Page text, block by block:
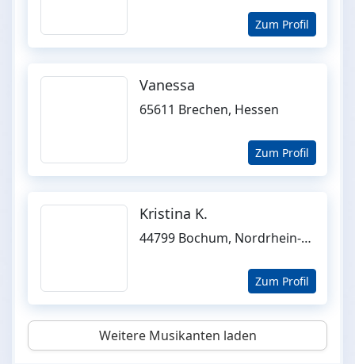
Zum Profil
Vanessa
65611 Brechen, Hessen
Zum Profil
Kristina K.
44799 Bochum, Nordrhein-Westfalen
Zum Profil
Weitere Musikanten laden